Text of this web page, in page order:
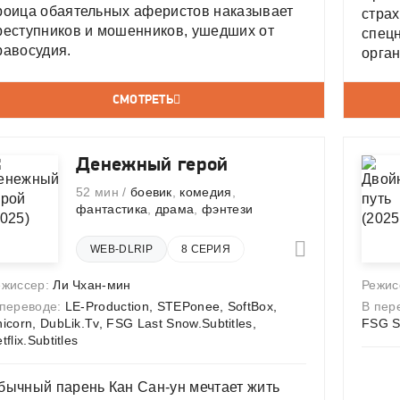
обаятельных аферистов наказывает
и мошенников, ушедших от
СМОТРЕТЬ
Денежный герой
52 мин / боевик комедия
фантастика
драма ,фэнтези
WEB-DLRIP 8 СЕРИЯ
Ли Чхан-мин
LE-Production, STEPonee, SoftBox,
DubLik.Tv, FSG Last Snow.Subtitles,
парень Кан Сан-ун мечтает жить
В
FSG